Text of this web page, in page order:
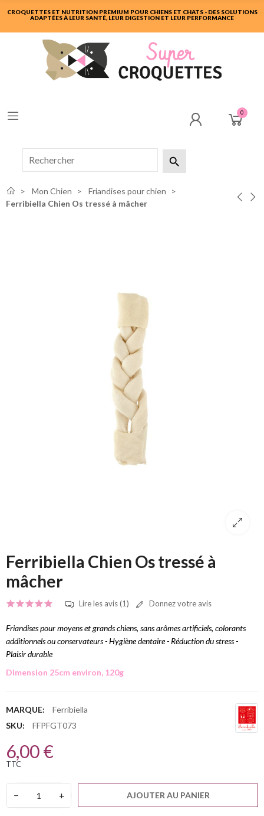
CROQUETTES ET NUTRITION PREMIUM POUR CHIENS ET CHATS - DES SOLUTIONS
ADAPTÉES À LEUR SANTÉ, LEUR DIGESTION ET LEUR PERFORMANCE
0

Mon Chien
Friandises pour chien
Ferribiella Chien Os tressé à mâcher
Ferribiella Chien Os tressé à
mâcher
Lire les avis (1) Donnez votre avis
Friandises pour moyens et grands chiens, sans arômes artificiels, colorants
additionnels ou conservateurs - Hygiène dentaire - Réduction du stress -
Plaisir durable
Dimension 25cm environ, 120g
MARQUE:
Ferribiella
SKU:
FFPFGT073
6,00 €
TTC
− + AJOUTER AU PANIER